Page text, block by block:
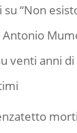
su “Non
Antonio
venti anni